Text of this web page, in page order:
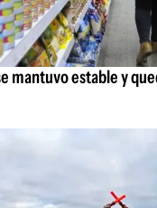
mantuvo estable y